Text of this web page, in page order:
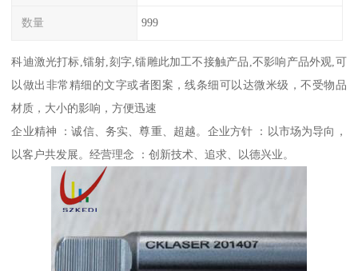
数量 999
科迪激光打标,镭射,刻字,镭雕此加工不接触产品,不影响产品外观,可
以做出非常精细的文字或者图案，线条细可以达微米级，不受物品
材质，大小的影响，方便迅速
企业精神 ：诚信、务实、尊重、超越。企业方针 ：以市场为导向，
以客户共发展。经营理念 ：创新技术、追求、以德兴业。